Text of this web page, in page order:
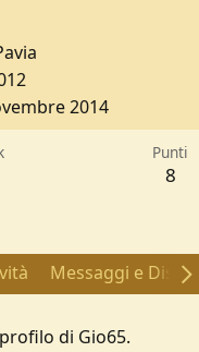
2014
Punti
8
Messaggi e
di Gio65.